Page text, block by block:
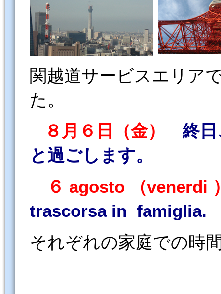
関越道サービスエリア
た。
８月６日（金） 終
と過ごします。
６ agosto （venerdi
trascorsa in famiglia.
それぞれの家庭での時